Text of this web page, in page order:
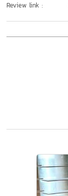
Review link :